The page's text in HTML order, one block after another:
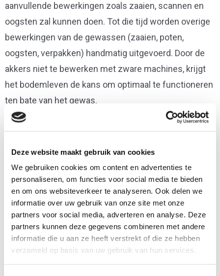
Deze website maakt gebruik van cookies
We gebruiken cookies om content en advertenties te
personaliseren, om functies voor social media te bieden
en om ons websiteverkeer te analyseren. Ook delen we
informatie over uw gebruik van onze site met onze
partners voor social media, adverteren en analyse. Deze
partners kunnen deze gegevens combineren met andere
informatie die u aan ze heeft verstrekt of die ze hebben
verzameld op basis van uw gebruik van hun services.
aanvullende bewerkingen zoals zaaien, scannen en
oogsten zal kunnen doen. Tot die tijd worden overige
bewerkingen van de gewassen (zaaien, poten,
oogsten, verpakken) handmatig uitgevoerd. Door de
akkers niet te bewerken met zware machines, krijgt
het bodemleven de kans om optimaal te functioneren
ten bate van het gewas.
Samenwerken met de natuur
samen met de natuur te werken. Gewassen worden
zo gekozen dat ze in symbiose met elkaar kunnen
leven en elkaar kunnen versterken. Hierdoor ontstaat
een systeem dat minder kwetsbaar is voor plagen,
omdat het mogelijk is natuurlijke
ongediertebestrijding in het kweeksysteem op te
nemen. Bij PixelFarming wordt dan ook geen gebruik
gemaakt van kunstmest, pesticiden, herbiciden of